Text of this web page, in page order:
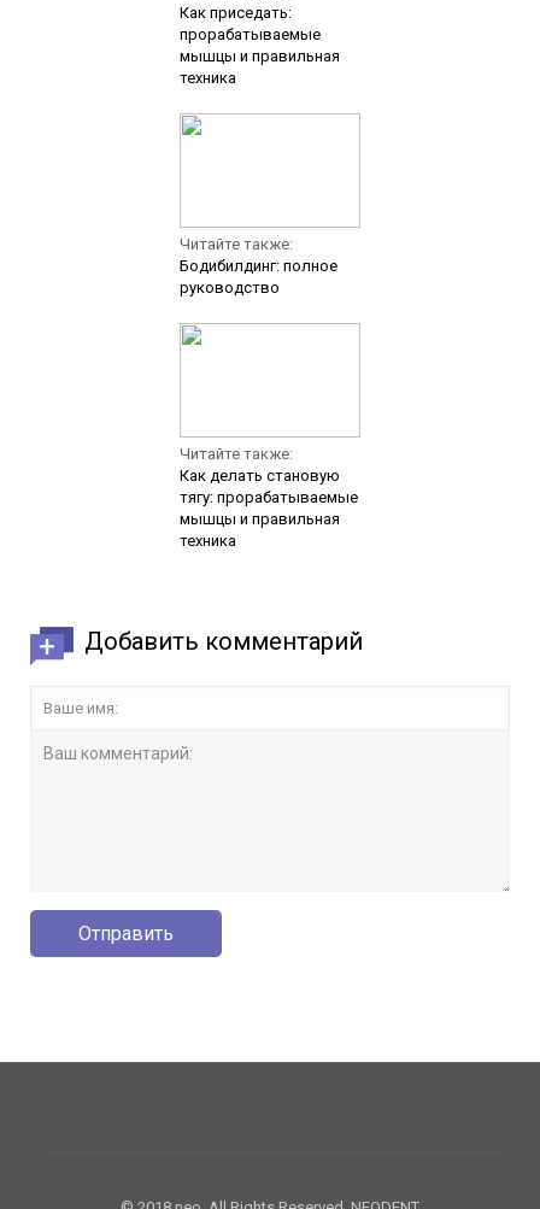
Как приседать:
прорабатываемые
мышцы и правильная
техника
Читайте также:
Бодибилдинг: полное
руководство
Читайте также:
Как делать становую
тягу: прорабатываемые
мышцы и правильная
техника
Добавить комментарий